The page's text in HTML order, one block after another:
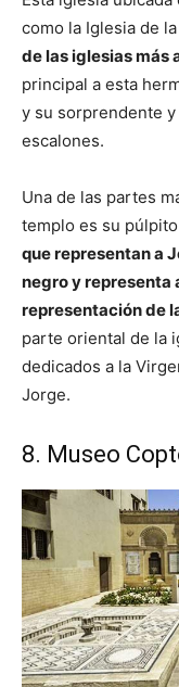
como la Iglesia de
de las iglesias más
principal a esta
y su sorprendente
escalones.
Una de las partes
templo es su
que representan a
negro y representa
representación de
parte oriental de la
dedicados a la
Jorge.
8. Museo